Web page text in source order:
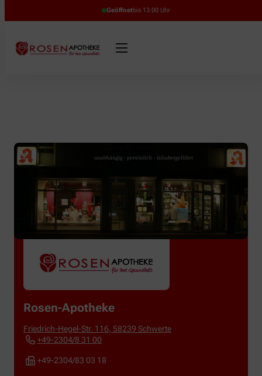
Geöffnetbis 13:00 Uhr
Rosen-Apotheke
Friedrich-Hegel-Str. 116, 58239 Schwerte
+49-2304/8 31 00
+49-2304/83 03 18